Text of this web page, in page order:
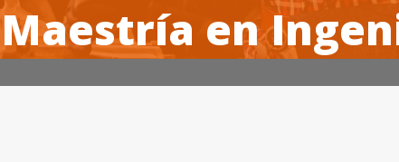
Maestría en